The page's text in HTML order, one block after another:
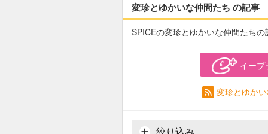
変珍とゆかいな仲間たち の記事
SPICEの変珍とゆかいな仲間たち
イープ
変珍とゆか